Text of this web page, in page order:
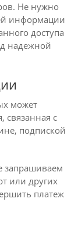
Не нужно
информации
доступа
надежной
может
связанная с
подпиской
запрашиваем
или других
платеж